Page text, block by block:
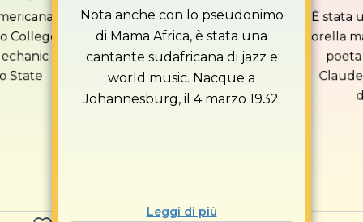
College
State
Nota anche con lo pseudonimo
di Mama Africa, è stata una
cantante sudafricana di jazz e
world music. Nacque a
Johannesburg, il 4 marzo 1932.
Leggi di più
È stata
sorella